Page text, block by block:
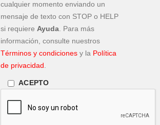
cualquier momento enviando un
mensaje de texto con STOP o HELP
si requiere Ayuda . Para más
información, consulte nuestros
Términos y condiciones y la Política
de privacidad
ACEPTO